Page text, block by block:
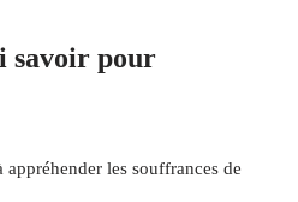
savoir pour
les souffrances de